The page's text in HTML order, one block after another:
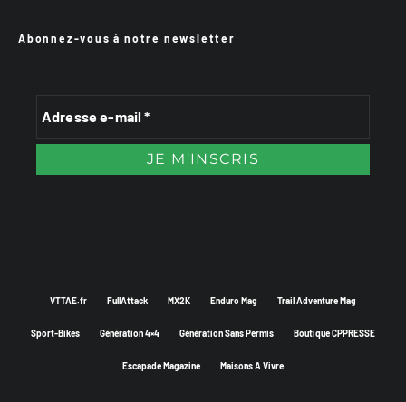
Abonnez-vous à notre newsletter
VTTAE.fr FullAttack MX2K Enduro Mag Trail Adventure Mag
Sport-Bikes Génération 4×4 Génération Sans Permis Boutique CPPRESSE
Escapade Magazine Maisons A Vivre